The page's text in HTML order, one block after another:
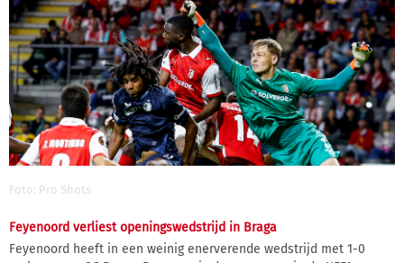
Foto: Pro Shots
Feyenoord verliest openingswedstrijd in Braga
Feyenoord heeft in een weinig enerverende wedstrijd met 1-0